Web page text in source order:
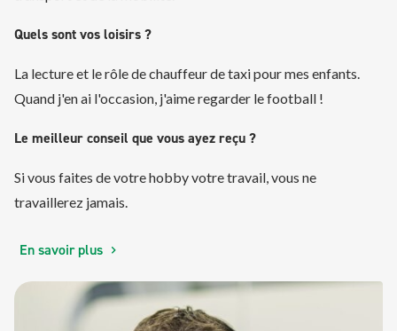
Quels sont vos loisirs ?
La lecture et le rôle de chauffeur de taxi pour mes enfants.
Quand j'en ai l'occasion, j'aime regarder le football !
Le meilleur conseil que vous ayez reçu ?
Si vous faites de votre hobby votre travail, vous ne
travaillerez jamais.
En savoir plus